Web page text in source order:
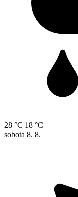
28 °C 18 °C
sobota 8. 8.